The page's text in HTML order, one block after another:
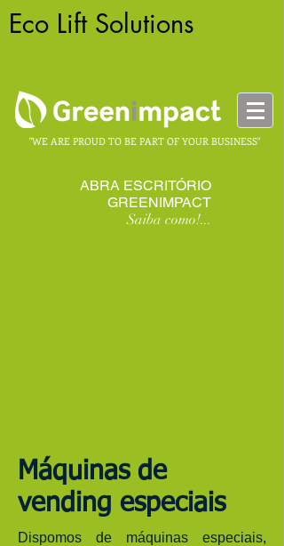
Eco Lift Solutions
"WE ARE PROUD TO BE PART OF YOUR BUSINESS"
ABRA ESCRITÓRIO
GREENIMPACT
Saiba como!...
Máquinas de
vending especiais
Dispomos de máquinas especiais,